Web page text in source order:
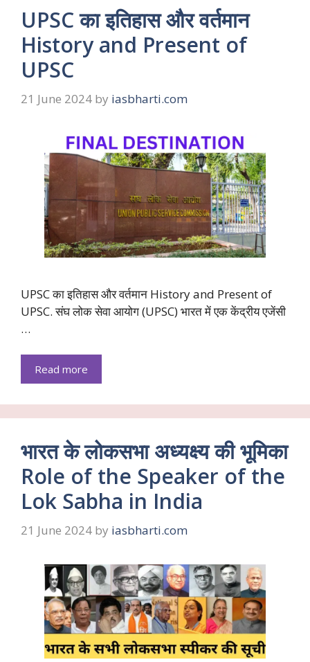
UPSC का इतिहास और वर्तमान
History and Present of
UPSC
21 June 2024 by iasbharti.com
UPSC का इतिहास और वर्तमान History and Present of
UPSC. संघ लोक सेवा आयोग (UPSC) भारत में एक केंद्रीय एजेंसी
…
Read more
भारत के लोकसभा अध्यक्ष्य की भूमिका
Role of the Speaker of the
Lok Sabha in India
21 June 2024 by iasbharti.com